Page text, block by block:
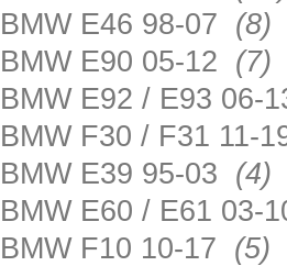
BMW E46 98-07 (8)
BMW E90 05-12 (7)
BMW E92 / E93 06-
BMW F30 / F31 11-
BMW E39 95-03 (4)
BMW E60 / E61 03-
BMW F10 10-17 (5)